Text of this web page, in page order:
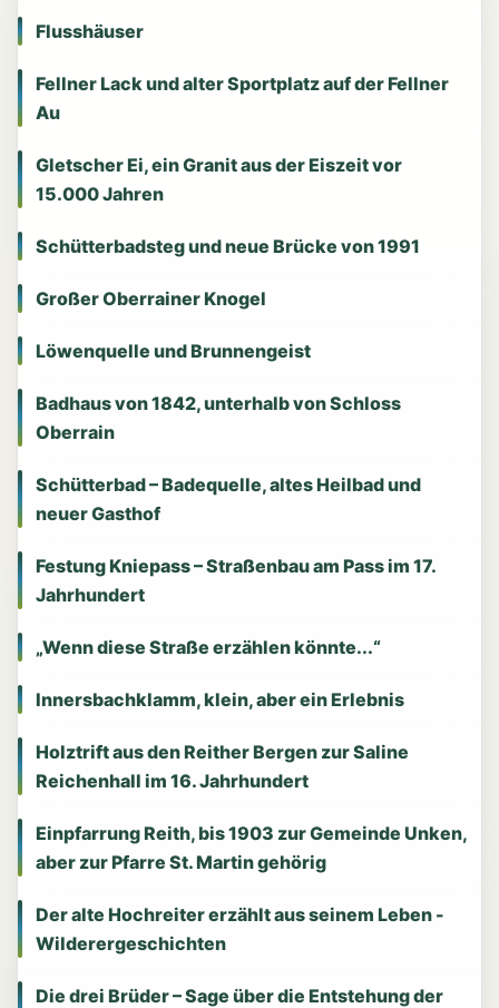
Flusshäuser
Fellner Lack und alter Sportplatz auf der Fellner
Au
Gletscher Ei, ein Granit aus der Eiszeit vor
15.000 Jahren
Schütterbadsteg und neue Brücke von 1991
Großer Oberrainer Knogel
Löwenquelle und Brunnengeist
Badhaus von 1842, unterhalb von Schloss
Oberrain
Schütterbad – Badequelle, altes Heilbad und
neuer Gasthof
Festung Kniepass – Straßenbau am Pass im 17.
Jahrhundert
„Wenn diese Straße erzählen könnte...“
Innersbachklamm, klein, aber ein Erlebnis
Holztrift aus den Reither Bergen zur Saline
Reichenhall im 16. Jahrhundert
Einpfarrung Reith, bis 1903 zur Gemeinde Unken,
aber zur Pfarre St. Martin gehörig
Der alte Hochreiter erzählt aus seinem Leben -
Wilderergeschichten
Die drei Brüder – Sage über die Entstehung der